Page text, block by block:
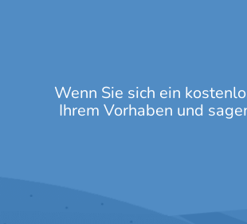
Wenn Sie sich ein
Ihrem Vorhaben und